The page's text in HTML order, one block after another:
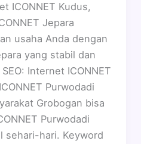
ICONNET Kudus,
Jepara
usaha Anda dengan
yang stabil dan
Internet ICONNET
Purwodadi
Grobogan bisa
Purwodadi
sehari-hari. Keyword